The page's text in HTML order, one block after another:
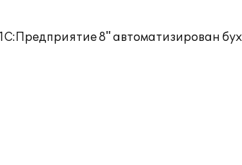
8" автоматизирован